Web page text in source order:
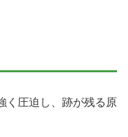
く圧迫し、跡が残る原